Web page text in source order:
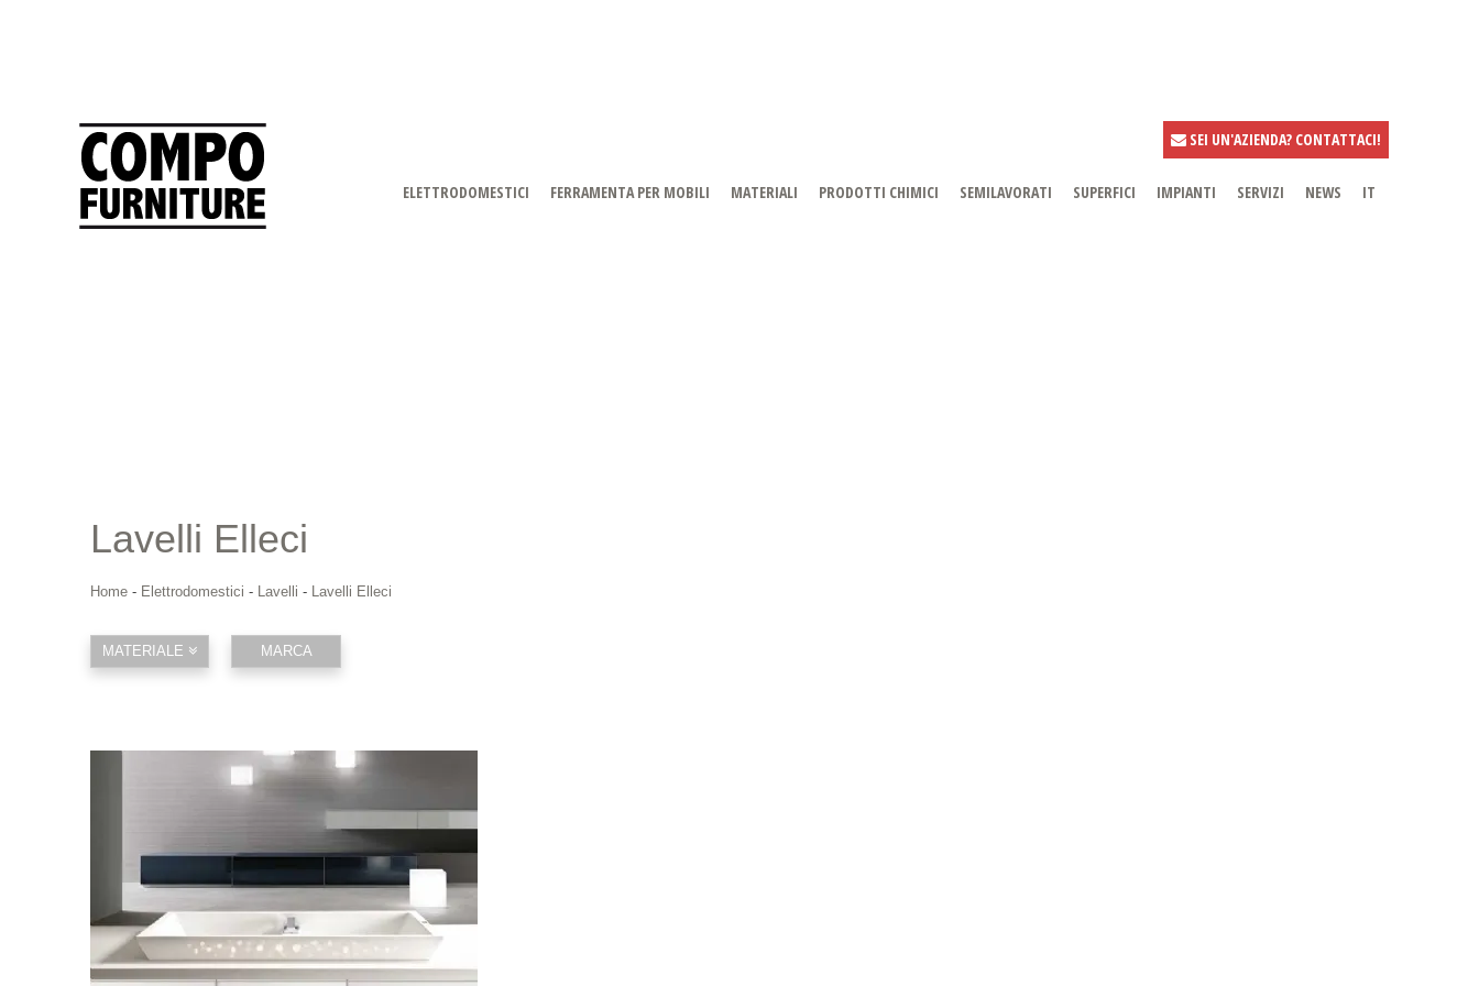
SEI UN'AZIENDA? CONTATTACI!
ELETTRODOMESTICI FERRAMENTA PER MOBILI MATERIALI PRODOTTI CHIMICI SEMILAVORATI SUPERFICI IMPIANTI SERVIZI NEWS IT
Lavelli Elleci
Home - Elettrodomestici - Lavelli - Lavelli Elleci
MATERIALE MARCA